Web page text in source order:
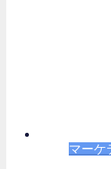
マーケ